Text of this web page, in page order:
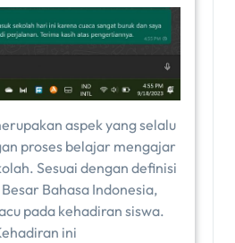
aspek yang selalu
proses belajar mengajar
Sesuai dengan definisi
Bahasa Indonesia,
pada kehadiran siswa.
ini